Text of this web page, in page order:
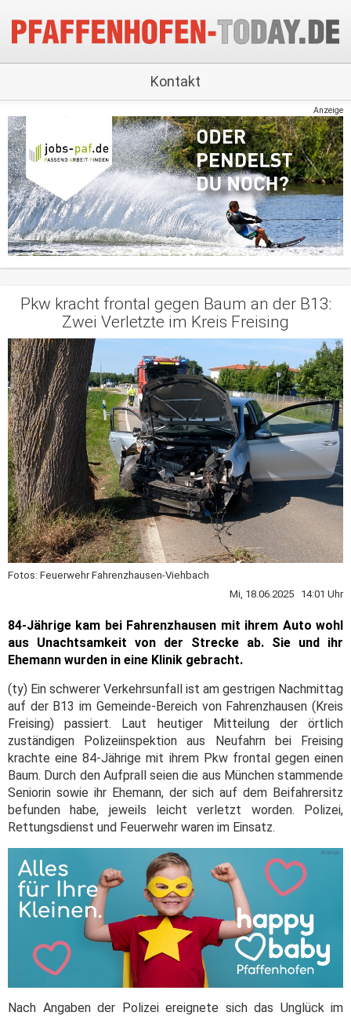
Kontakt
Anzeige
Pkw kracht frontal gegen Baum an der B13:
Zwei Verletzte im Kreis Freising
Fotos: Feuerwehr Fahrenzhausen-Viehbach
Mi, 18.06.2025 14:01 Uhr
84-Jährige kam bei Fahrenzhausen mit ihrem Auto wohl
aus Unachtsamkeit von der Strecke ab. Sie und ihr
Ehemann wurden in eine Klinik gebracht.
(ty) Ein schwerer Verkehrsunfall ist am gestrigen Nachmittag
auf der B13 im Gemeinde-Bereich von Fahrenzhausen (Kreis
Freising) passiert. Laut heutiger Mitteilung der örtlich
zuständigen Polizeiinspektion aus Neufahrn bei Freising
krachte eine 84-Jährige mit ihrem Pkw frontal gegen einen
Baum. Durch den Aufprall seien die aus München stammende
Seniorin sowie ihr Ehemann, der sich auf dem Beifahrersitz
befunden habe, jeweils leicht verletzt worden. Polizei,
Rettungsdienst und Feuerwehr waren im Einsatz.
Nach Angaben der Polizei ereignete sich das Unglück im